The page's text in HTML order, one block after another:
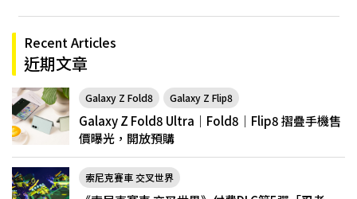
Recent Articles
近期文章
Galaxy Z Fold8 Galaxy Z Flip8
Galaxy Z Fold8 Ultra｜Fold8｜Flip8 摺疊手機售
價曝光，開放預購
索尼克賽車 交叉世界